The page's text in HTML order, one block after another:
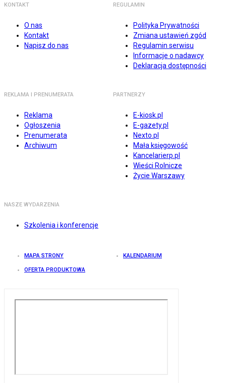
KONTAKT
O nas
Kontakt
Napisz do nas
REGULAMIN
Polityka Prywatności
Zmiana ustawień zgód
Regulamin serwisu
Informacje o nadawcy
Deklaracja dostępności
REKLAMA I PRENUMERATA
Reklama
Ogłoszenia
Prenumerata
Archiwum
PARTNERZY
E-kiosk.pl
E-gazety.pl
Nexto.pl
Mała księgowość
Kancelarierp.pl
Wieści Rolnicze
Życie Warszawy
NASZE WYDARZENIA
Szkolenia i konferencje
MAPA STRONY KALENDARIUM
OFERTA PRODUKTOWA